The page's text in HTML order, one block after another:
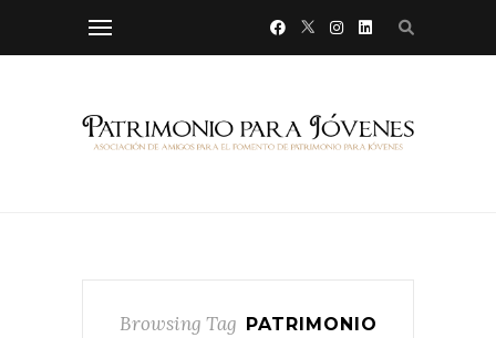
Browsing Tag PATRIMONIO